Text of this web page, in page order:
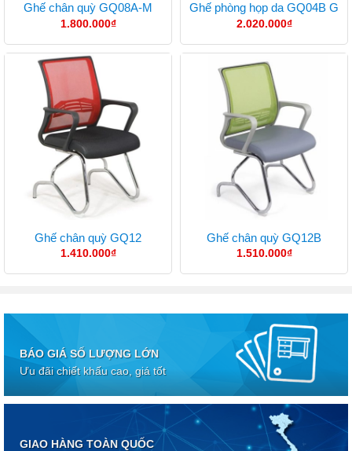
Ghế chân quỳ GQ08A-M
1.800.000₫
Ghế phòng họp da GQ04B G
2.020.000₫
Ghế chân quỳ GQ12
1.410.000₫
Ghế chân quỳ GQ12B
1.510.000₫
BÁO GIÁ SỐ LƯỢNG LỚN
Ưu đãi chiết khấu cao, giá tốt
GIAO HÀNG TOÀN QUỐC